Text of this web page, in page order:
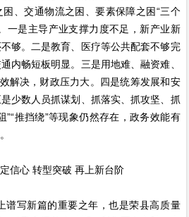
、交通物流之困、要素保障之困“三个
一是主导产业支撑力度不足，新产业新
够。二是教育、医疗等公共配套不够完
内畅短板明显。三是用地难、融资难、
解决，财政压力大。四是统筹发展和安
少数人员抓谋划、抓落实、抓攻坚、抓
”“推挡绕”等现象仍然存在，政务效能有
心 转型突破 再上新台阶
写新篇的重要之年，也是荣县高质量